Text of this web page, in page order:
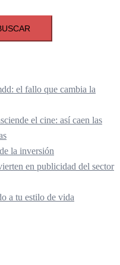
el fallo que cambia la
el cine: así caen las
la inversión
en publicidad del sector
a tu estilo de vida